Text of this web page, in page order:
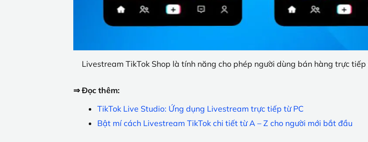
Livestream TikTok Shop là tính năng cho phép người dùng bán hàng trực
⇒ Đọc thêm:
TikTok Live Studio: Ứng dụng Livestream trực tiếp từ PC
Bật mí cách Livestream TikTok chi tiết từ A – Z cho người mới bắt đầu